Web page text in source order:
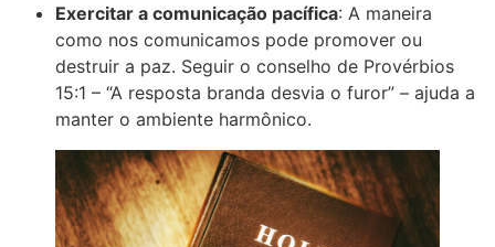
Exercitar a comunicação pacífica: A maneira
como nos comunicamos pode promover ou
destruir a paz. Seguir o conselho de Provérbios
15:1 – “A resposta branda desvia o furor” – ajuda a
manter o ambiente harmônico.